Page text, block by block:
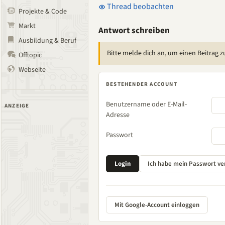
Projekte & Code
Markt
Ausbildung & Beruf
Offtopic
Webseite
ANZEIGE
Thread beobachten
Antwort schreiben
Bitte melde dich an, um einen Beitrag
BESTEHENDER ACCOUNT
Benutzername oder E-Mail-
Adresse
Passwort
Mit Google-Account einloggen